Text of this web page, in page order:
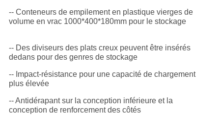
-- Conteneurs de empilement en plastique vierges de
volume en vrac 1000*400*180mm pour le stockage
-- Des diviseurs des plats creux peuvent être insérés
dedans pour des genres de stockage
-- Impact-résistance pour une capacité de chargement
plus élevée
-- Antidérapant sur la conception inférieure et la
conception de renforcement des côtés